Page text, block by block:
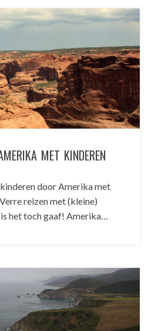
MET KINDEREN
door Amerika met
reizen met (kleine)
het toch gaaf! Amerika…